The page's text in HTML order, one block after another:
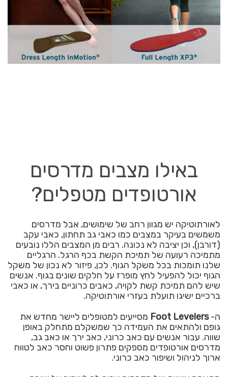
באילו מצבים מדרסים
אורטופדים מטפלים?
לאורתוטיקה יש מגוון רחב של שימושים, אבל מדרסים
משמשים בעיקר במצבים כמו כאבי גב תחתון, כאבי עקב
(דורבן), וכן יציבה לא נכונה. רבים מן המצבים הללו נובעים
מתמיכה רעועה של תמיכת הקשת בכף הרגל. הרגליים
שלנו תומכות בכל משקל הגוף. לכן, פיזור לא נכון של משקל
הגוף יכול להפעיל לחץ מופרז על חלקים שונים בגוף. אנשים
שיש להם תמיכת קשת לקויה, כאבים כרוניים בירך, או כאבי
ברכיים ישיגו תועלת בעזרי אורתוטיקה.
ה-Foot Levelers מסייעים למטופלים ליישר מחדש את
גופם ולהתאים את העמידה כך שמשקלם מתחלק באופן
שווה. עבור אנשים עם כאב כרוני, כאב ירך או כאב גב,
מדרסים אורטופדים מספקים פתרון פשוט וחסר כאב לטווח
ארוך לניהול ושיפור כאב כרוני.